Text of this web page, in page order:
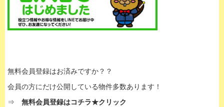
無料会員登録はお済みですか？？
会員の方にだけ公開している物件多数あります！
⇒ 無料会員登録はコチラ★クリック